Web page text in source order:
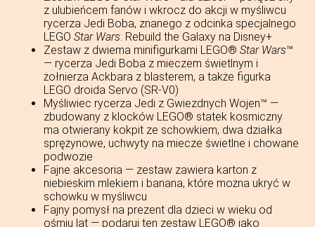
z ulubieńcem fanów i wkrocz do akcji w myśliwcu
rycerza Jedi Boba, znanego z odcinka specjalnego
LEGOStar Wars: Rebuild the Galaxy na Disney+
Zestaw z dwiema minifigurkami LEGO®Star Wars™
— rycerza Jedi Boba z mieczem świetlnym i
żołnierza Ackbara z blasterem, a także figurka
LEGO droida Servo (SR-V0)
Myśliwiec rycerza Jedi z Gwiezdnych Wojen™ —
zbudowany z klocków LEGO® statek kosmiczny
ma otwierany kokpit ze schowkiem, dwa działka
sprężynowe, uchwyty na miecze świetlne i chowane
podwozie
Fajne akcesoria — zestaw zawiera karton z
niebieskim mlekiem i banana, które można ukryć w
schowku w myśliwcu
Fajny pomysł na prezent dla dzieci w wieku od
ośmiu lat — podaruj ten zestaw LEGO® jako